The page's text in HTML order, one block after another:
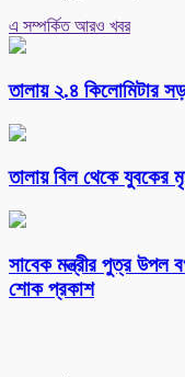
এ সম্পর্কিত আরও খবর
তালায় ২.৪ কিলোমিটার
তালায় বিল থেকে যুবকের
সাবেক মন্ত্রীর পুত্র উপল
শোক প্রকাশ